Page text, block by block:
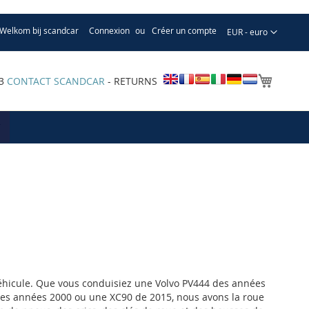
Devise
EUR - euro
Welkom bij scandcar Connexion Créer un compte
CONTACT SCANDCAR - RETURNS
Que vous conduisiez une Volvo PV444 des années
années 2000 ou une XC90 de 2015, nous avons la roue